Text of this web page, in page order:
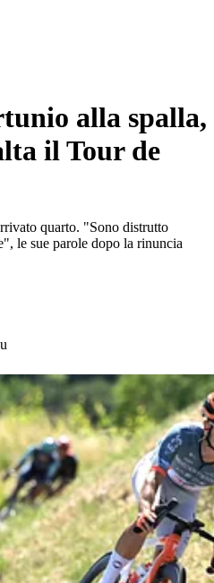
alla spalla,
il Tour de
quarto. "Sono distrutto
le sue parole dopo la rinuncia